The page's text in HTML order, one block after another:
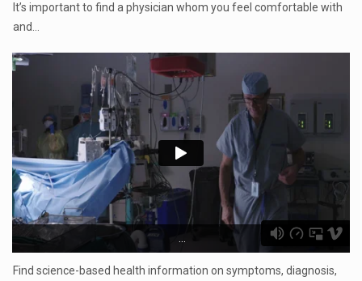
It’s important to find a physician whom you feel comfortable with
and…
Find science-based health information on symptoms, diagnosis,